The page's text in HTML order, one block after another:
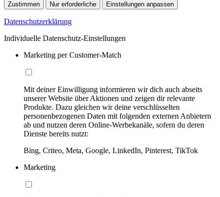
Zustimmen Nur erforderliche Einstellungen anpassen
Datenschutzerklärung
Individuelle Datenschutz-Einstellungen
Marketing per Customer-Match
Mit deiner Einwilligung informieren wir dich auch abseits
unserer Website über Aktionen und zeigen dir relevante
Produkte. Dazu gleichen wir deine verschlüsselten
personenbezogenen Daten mit folgenden externen Anbietern
ab und nutzen deren Online-Werbekanäle, sofern du deren
Dienste bereits nutzt:
Bing, Criteo, Meta, Google, LinkedIn, Pinterest, TikTok
Marketing